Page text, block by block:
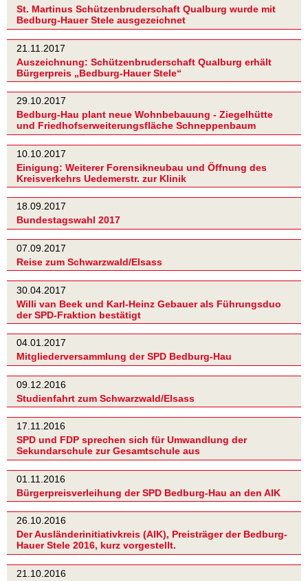
St. Martinus Schützenbruderschaft Qualburg wurde mit
Bedburg-Hauer Stele ausgezeichnet
21.11.2017
Auszeichnung: Schützenbruderschaft Qualburg erhält
Bürgerpreis „Bedburg-Hauer Stele“
29.10.2017
Bedburg-Hau plant neue Wohnbebauung - Ziegelhütte
und Friedhofserweiterungsfläche Schneppenbaum
10.10.2017
Einigung: Weiterer Forensikneubau und Öffnung des
Kreisverkehrs Uedemerstr. zur Klinik
18.09.2017
Bundestagswahl 2017
07.09.2017
Reise zum Schwarzwald/Elsass
30.04.2017
Willi van Beek und Karl-Heinz Gebauer als Führungsduo
der SPD-Fraktion bestätigt
04.01.2017
Mitgliederversammlung der SPD Bedburg-Hau
09.12.2016
Studienfahrt zum Schwarzwald/Elsass
17.11.2016
SPD und FDP sprechen sich für Umwandlung der
Sekundarschule zur Gesamtschule aus
01.11.2016
Bürgerpreisverleihung der SPD Bedburg-Hau an den AIK
26.10.2016
Der Ausländerinitiativkreis (AIK), Preisträger der Bedburg-
Hauer Stele 2016, kurz vorgestellt.
21.10.2016